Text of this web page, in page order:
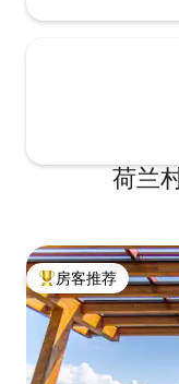
只，从卡沃尔广场开
车舒适地移动，因
5公里，距离托尔诺
离米兰（ Milan ）
Lugano ） 38公 您
到达： C30 C31
COMO San
到达Blevio站-
房子约100米。 一个
共交通可能是使用
尔广场出发，在托
行约15分钟，你将
荐最小和最便宜的
荷兰
热门「房客推荐」
房客推荐